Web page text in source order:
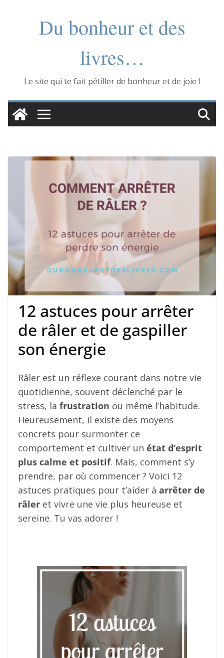
Du bonheur et des
livres…
Le site qui te fait pétiller de bonheur et de joie !
12 astuces pour arrêter
de râler et de gaspiller
son énergie
Râler est un réflexe courant dans notre vie
quotidienne, souvent déclenché par le
stress, la frustration ou même l’habitude.
Heureusement, il existe des moyens
concrets pour surmonter ce
comportement et cultiver un état d’esprit
plus calme et positif. Mais, comment s’y
prendre, par où commencer ? Voici 12
astuces pratiques pour t’aider à arrêter de
râler et vivre une vie plus heureuse et
sereine. Tu vas adorer !